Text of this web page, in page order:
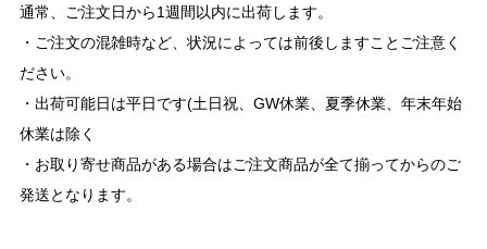
通常、ご注文日から1週間以内に出荷します。
・ご注文の混雑時など、状況によっては前後しますことご注意く
ださい。
・出荷可能日は平日です(土日祝、GW休業、夏季休業、年末年始
休業は除く
・お取り寄せ商品がある場合はご注文商品が全て揃ってからのご
発送となります。